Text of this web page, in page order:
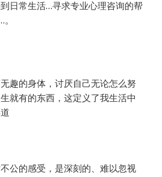
日常生活…寻求专业心理咨询的帮
趣的身体，讨厌自己无论怎么努
就有的东西，这定义了我生活中
公的感受，是深刻的、难以忽视